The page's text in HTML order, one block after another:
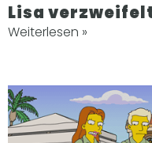
Lisa
Weiterlesen »